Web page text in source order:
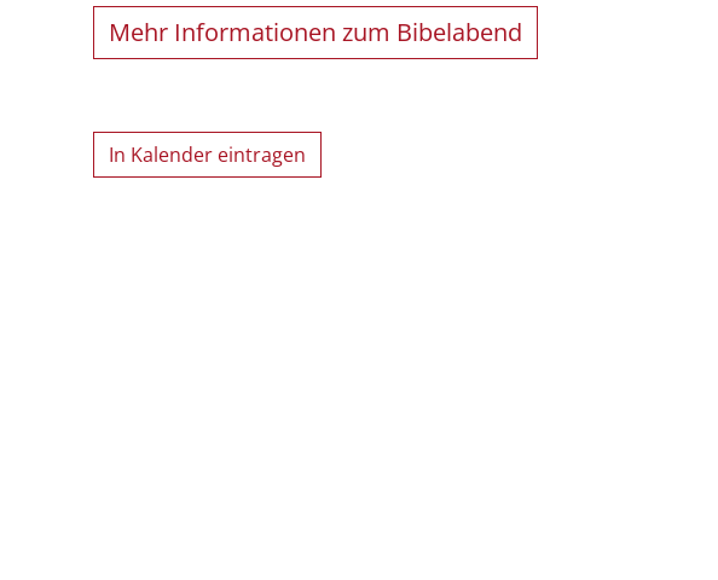
Mehr Informationen zum Bibelabend
In Kalender eintragen